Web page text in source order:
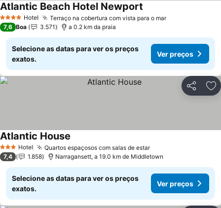
4 EstrelasHotel Terraço na cobertura com vista para o mar
Atlantic Beach Hotel Newport
7,6 Boa 3.571 a 0.2 km da praia
Selecione as datas para ver os preços
exatos.
Ver preços
Partilhar
3 EstrelasHotel Quartos espaçosos com salas de estar
Atlantic House
7,4 1.858 Narragansett, a 19.0 km de Middletown
Selecione as datas para ver os preços
exatos.
Ver preços